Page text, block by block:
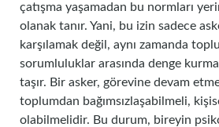
çatışma yaşamadan bu normları
olanak tanır. Yani, bu izin sadece
karşılamak değil, aynı zamanda
sorumluluklar arasında denge
taşır. Bir asker, görevine devam
toplumdan bağımsızlaşabilmeli,
olabilmelidir. Bu durum, bireyin